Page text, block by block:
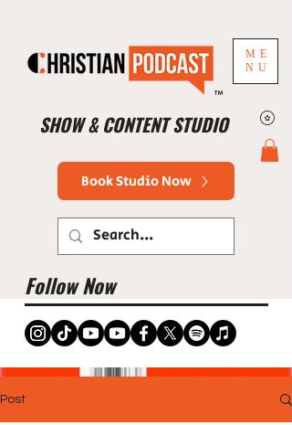
ME
NU
SHOW & CONTENT STUDIO
™
Book Studio Now
Follow Now
Post